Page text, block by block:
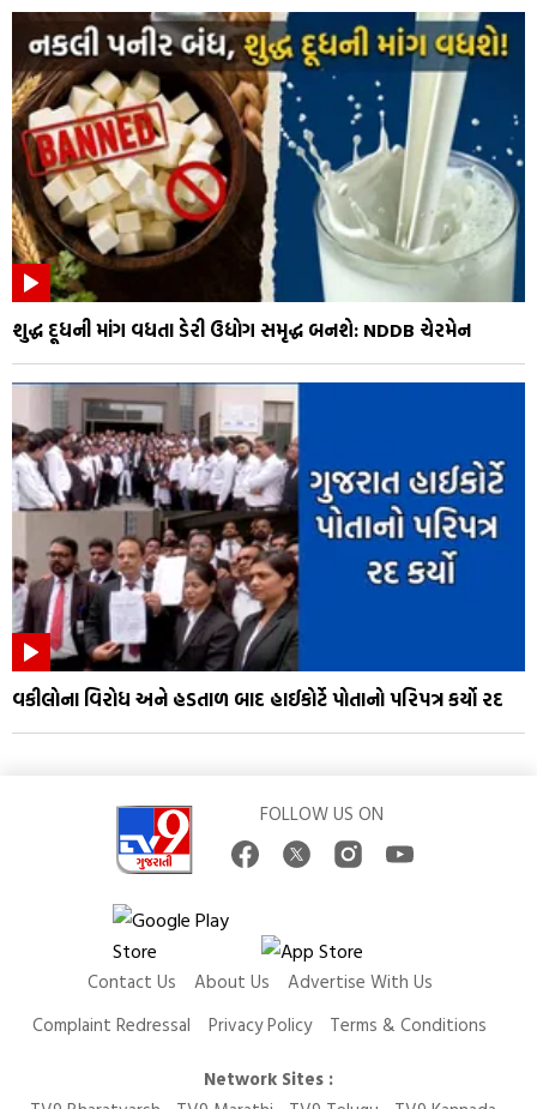
શુદ્ધ દૂધની માંગ વધતા ડેરી ઉદ્યોગ સમૃદ્ધ બનશે: NDDB ચેરમેન
વકીલોના વિરોધ અને હડતાળ બાદ હાઈકોર્ટે પોતાનો પરિપત્ર કર્યો રદ
FOLLOW US ON
Contact Us About Us
Advertise With Us
Complaint Redressal
Privacy Policy
Terms & Conditions
Network Sites :